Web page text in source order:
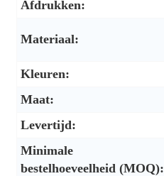
Afdrukken:
Materiaal:
Kleuren:
Maat:
Levertijd:
Minimale
bestelhoeveelheid (MOQ):